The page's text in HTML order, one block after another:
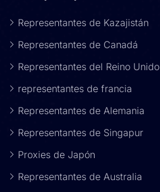
Representantes de Kazajistán
Representantes de Canadá
Representantes del Reino Unido
representantes de francia
Representantes de Alemania
Representantes de Singapur
Proxies de Japón
Representantes de Australia